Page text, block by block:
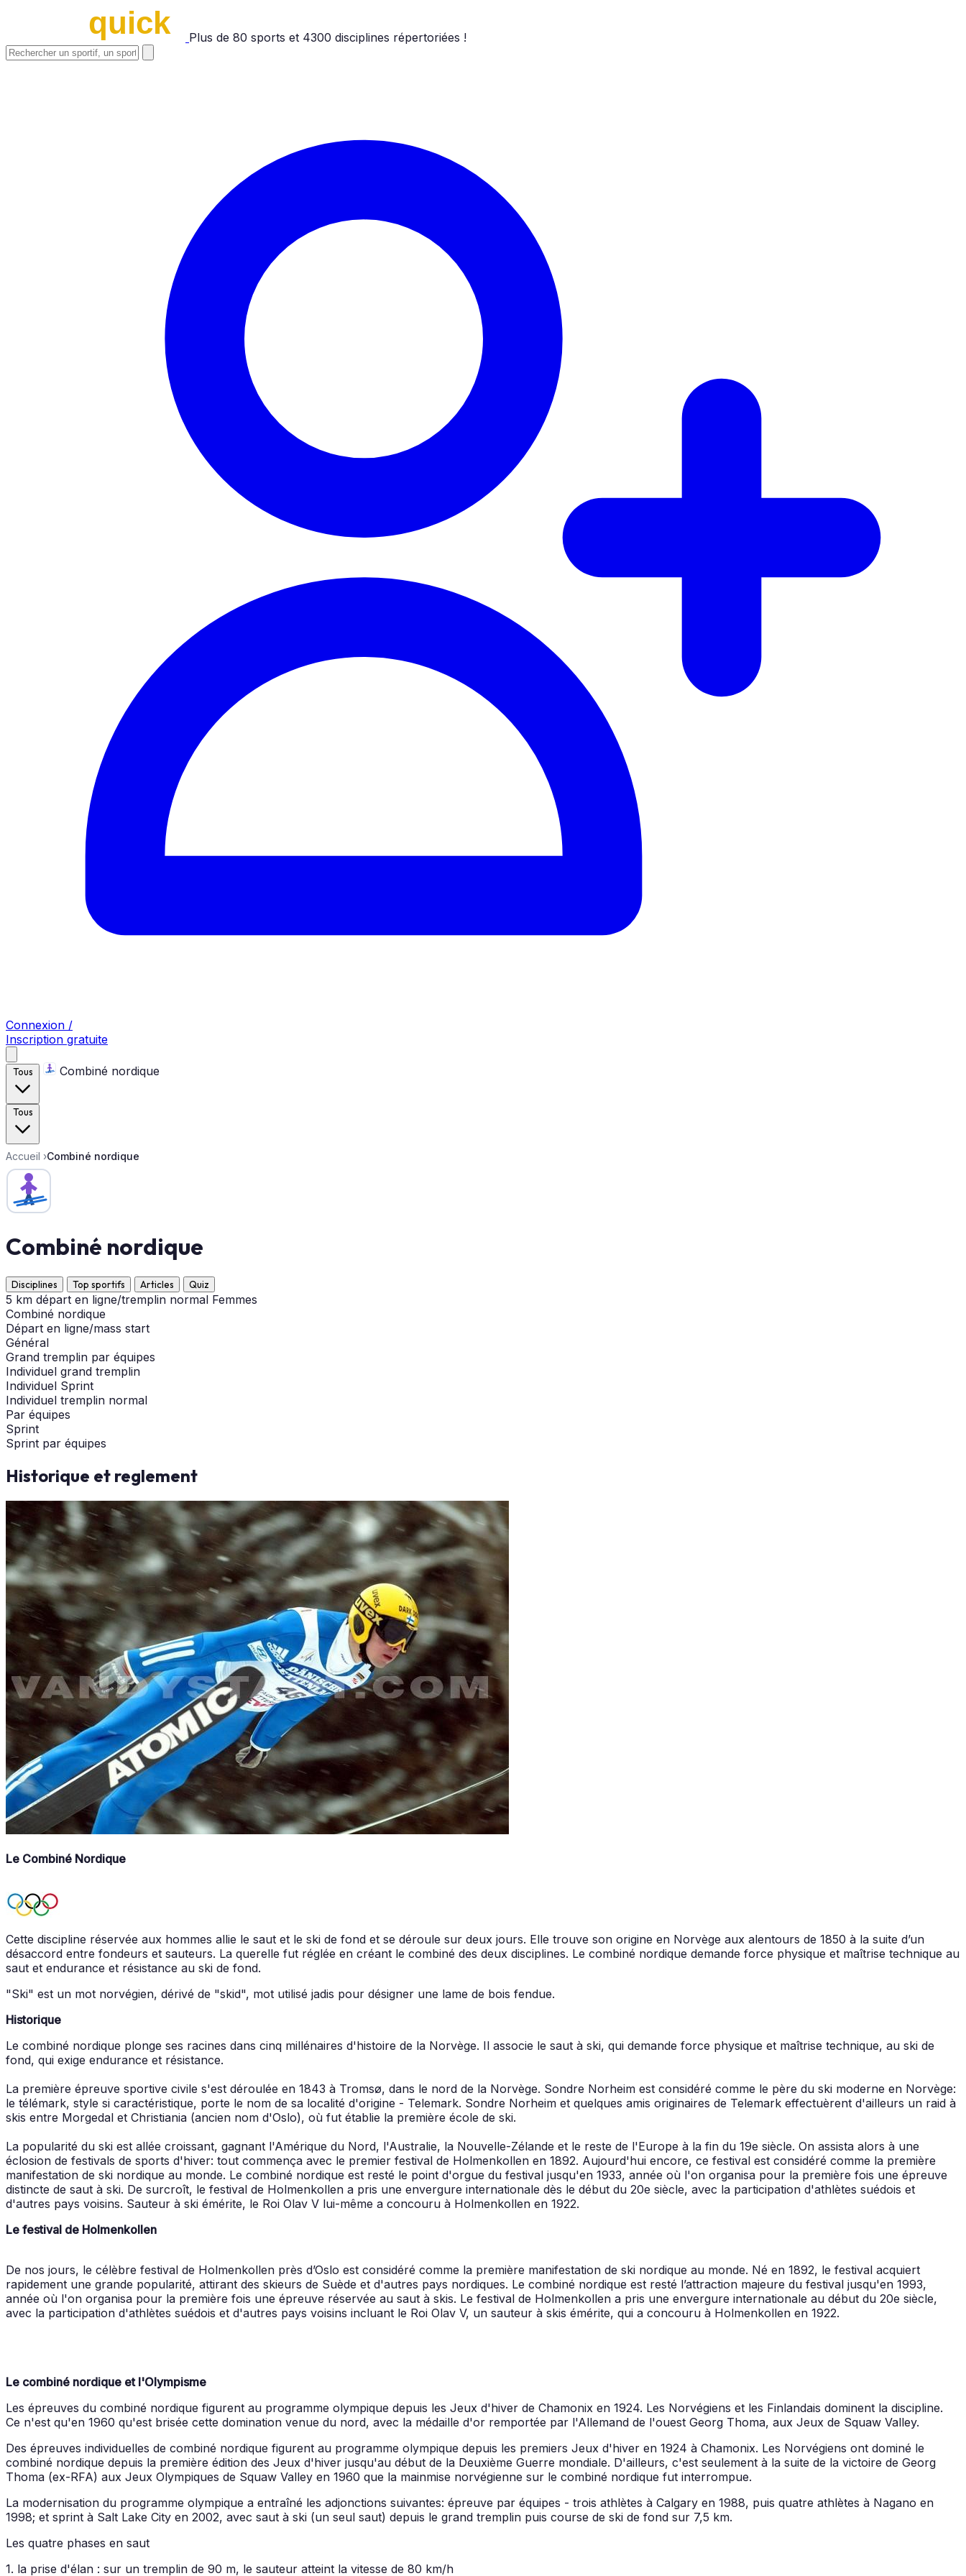
Plus de 80 sports et 4300 disciplines répertoriées !
Connexion /
Inscription gratuite
Tous Combiné nordique
Tous
Accueil ›Combiné nordique
Combiné nordique
Disciplines Top sportifs Articles Quiz
5 km départ en ligne/tremplin normal Femmes
Combiné nordique
Départ en ligne/mass start
Général
Grand tremplin par équipes
Individuel grand tremplin
Individuel Sprint
Individuel tremplin normal
Par équipes
Sprint
Sprint par équipes
Historique et reglement
Le Combiné Nordique
Cette discipline réservée aux hommes allie le saut et le ski de fond et se déroule sur deux jours. Elle trouve son origine en Norvège aux alentours de 1850 à la suite d’un
désaccord entre fondeurs et sauteurs. La querelle fut réglée en créant le combiné des deux disciplines. Le combiné nordique demande force physique et maîtrise technique au
saut et endurance et résistance au ski de fond.
"Ski" est un mot norvégien, dérivé de "skid", mot utilisé jadis pour désigner une lame de bois fendue.
Historique
Le combiné nordique plonge ses racines dans cinq millénaires d'histoire de la Norvège. Il associe le saut à ski, qui demande force physique et maîtrise technique, au ski de
fond, qui exige endurance et résistance.
La première épreuve sportive civile s'est déroulée en 1843 à Tromsø, dans le nord de la Norvège. Sondre Norheim est considéré comme le père du ski moderne en Norvège:
le télémark, style si caractéristique, porte le nom de sa localité d'origine - Telemark. Sondre Norheim et quelques amis originaires de Telemark effectuèrent d'ailleurs un raid à
skis entre Morgedal et Christiania (ancien nom d'Oslo), où fut établie la première école de ski.
La popularité du ski est allée croissant, gagnant l'Amérique du Nord, l'Australie, la Nouvelle-Zélande et le reste de l'Europe à la fin du 19e siècle. On assista alors à une
éclosion de festivals de sports d'hiver: tout commença avec le premier festival de Holmenkollen en 1892. Aujourd'hui encore, ce festival est considéré comme la première
manifestation de ski nordique au monde. Le combiné nordique est resté le point d'orgue du festival jusqu'en 1933, année où l'on organisa pour la première fois une épreuve
distincte de saut à ski. De surcroît, le festival de Holmenkollen a pris une envergure internationale dès le début du 20e siècle, avec la participation d'athlètes suédois et
d'autres pays voisins. Sauteur à ski émérite, le Roi Olav V lui-même a concouru à Holmenkollen en 1922.
Le festival de Holmenkollen
De nos jours, le célèbre festival de Holmenkollen près d’Oslo est considéré comme la première manifestation de ski nordique au monde. Né en 1892, le festival acquiert
rapidement une grande popularité, attirant des skieurs de Suède et d'autres pays nordiques. Le combiné nordique est resté l’attraction majeure du festival jusqu'en 1993,
année où l'on organisa pour la première fois une épreuve réservée au saut à skis. Le festival de Holmenkollen a pris une envergure internationale au début du 20e siècle,
avec la participation d'athlètes suédois et d'autres pays voisins incluant le Roi Olav V, un sauteur à skis émérite, qui a concouru à Holmenkollen en 1922.
Le combiné nordique et l'Olympisme
Les épreuves du combiné nordique figurent au programme olympique depuis les Jeux d'hiver de Chamonix en 1924. Les Norvégiens et les Finlandais dominent la discipline.
Ce n'est qu'en 1960 qu'est brisée cette domination venue du nord, avec la médaille d'or remportée par l'Allemand de l'ouest Georg Thoma, aux Jeux de Squaw Valley.
Des épreuves individuelles de combiné nordique figurent au programme olympique depuis les premiers Jeux d'hiver en 1924 à Chamonix. Les Norvégiens ont dominé le
combiné nordique depuis la première édition des Jeux d'hiver jusqu'au début de la Deuxième Guerre mondiale. D'ailleurs, c'est seulement à la suite de la victoire de Georg
Thoma (ex-RFA) aux Jeux Olympiques de Squaw Valley en 1960 que la mainmise norvégienne sur le combiné nordique fut interrompue.
La modernisation du programme olympique a entraîné les adjonctions suivantes: épreuve par équipes - trois athlètes à Calgary en 1988, puis quatre athlètes à Nagano en
1998; et sprint à Salt Lake City en 2002, avec saut à ski (un seul saut) depuis le grand tremplin puis course de ski de fond sur 7,5 km.
Les quatre phases en saut
1. la prise d'élan : sur un tremplin de 90 m, le sauteur atteint la vitesse de 80 km/h